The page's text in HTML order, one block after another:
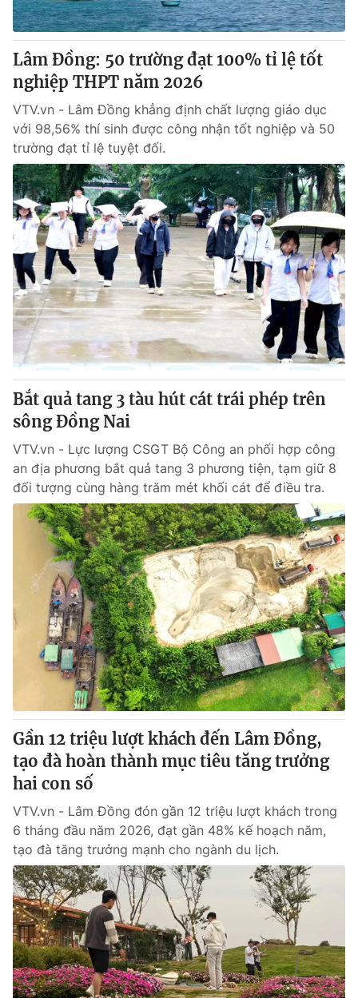
Lâm Đồng: 50 trường đạt 100% tỉ lệ tốt
nghiệp THPT năm 2026
VTV.vn - Lâm Đồng khẳng định chất lượng giáo dục
với 98,56% thí sinh được công nhận tốt nghiệp và 50
trường đạt tỉ lệ tuyệt đối.
Bắt quả tang 3 tàu hút cát trái phép trên
sông Đồng Nai
VTV.vn - Lực lượng CSGT Bộ Công an phối hợp công
an địa phương bắt quả tang 3 phương tiện, tạm giữ 8
đối tượng cùng hàng trăm mét khối cát để điều tra.
Gần 12 triệu lượt khách đến Lâm Đồng,
tạo đà hoàn thành mục tiêu tăng trưởng
hai con số
VTV.vn - Lâm Đồng đón gần 12 triệu lượt khách trong
6 tháng đầu năm 2026, đạt gần 48% kế hoạch năm,
tạo đà tăng trưởng mạnh cho ngành du lịch.